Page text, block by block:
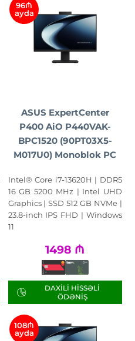
96₼
ayda
ASUS ExpertCenter
P400 AiO P440VAK-
BPC1520 (90PT03X5-
M017U0) Monoblok PC
Intel® Core i7-13620H | DDR5
16 GB 5200 MHz | Intel UHD
Graphics | SSD 512 GB NVMe |
23.8-inch IPS FHD | Windows
11
1498 ₼
DAXILI HISSƏLI
ÖDƏNIŞ
108₼
ayda